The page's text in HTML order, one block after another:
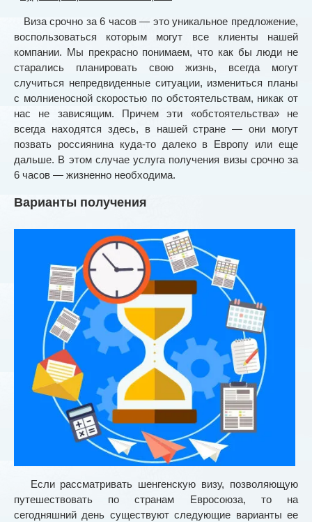
Виза срочно за 6 часов — это уникальное предложение,
воспользоваться которым могут все клиенты нашей
компании. Мы прекрасно понимаем, что как бы люди не
старались планировать свою жизнь, всегда могут
случиться непредвиденные ситуации, измениться планы
с молниеносной скоростью по обстоятельствам, никак от
нас не зависящим. Причем эти «обстоятельства» не
всегда находятся здесь, в нашей стране — они могут
позвать россиянина куда-то далеко в Европу или еще
дальше. В этом случае услуга получения визы срочно за
6 часов — жизненно необходима.
Варианты получения
Если рассматривать шенгенскую визу, позволяющую
путешествовать по странам Евросоюза, то на
сегодняшний день существуют следующие варианты ее